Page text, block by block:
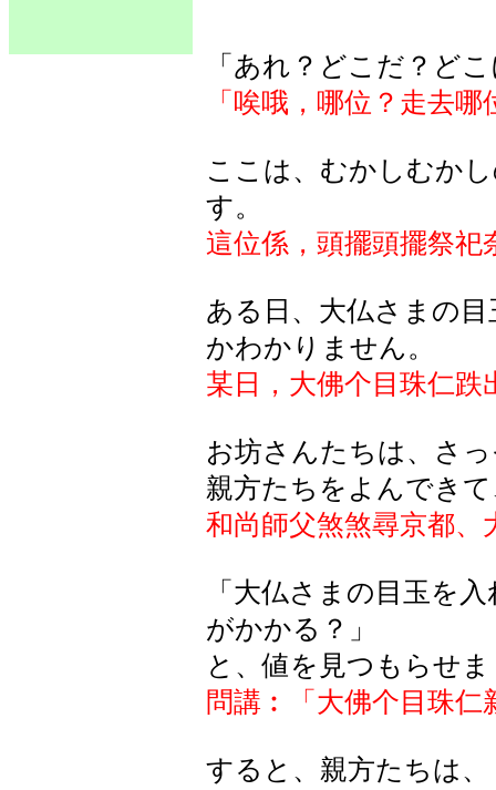
「あれ？どこだ？ど
「唉哦，哪位？走去哪
ここは、むかしむか
す。
這位係，頭擺頭擺祭祀
ある日、大仏さまの
かわかりません。
某日，大佛个目珠仁跌
お坊さんたちは、さ
親方たちをよんでき
和尚師父煞煞尋京都、
「大仏さまの目玉を
がかかる？」
と、値を見つもらせ
問講︰「大佛个目珠
すると、親方たちは、